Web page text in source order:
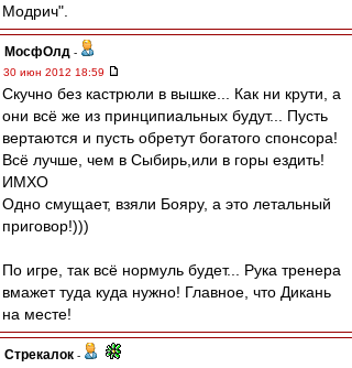
Модрич".
МосфОлд -
30 июн 2012 18:59
Скучно без кастрюли в вышке... Как ни крути, а
они всё же из принципиальных будут... Пусть
вертаются и пусть обретут богатого спонсора!
Всё лучше, чем в Сыбирь,или в горы ездить!
ИМХО
Одно смущает, взяли Бояру, а это летальный
приговор!)))
По игре, так всё нормуль будет... Рука тренера
вмажет туда куда нужно! Главное, что Дикань
на месте!
Стрекалок -